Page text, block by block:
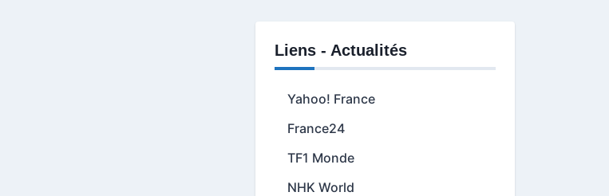
Liens - Actualités
Yahoo! France
France24
TF1 Monde
NHK World